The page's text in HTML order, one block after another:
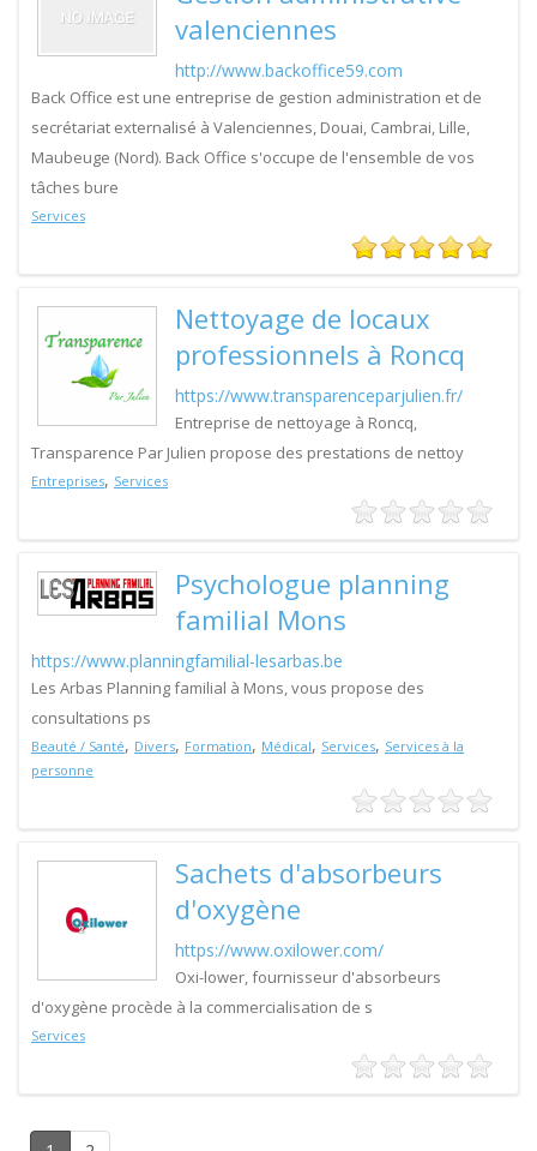
valenciennes
http://www.backoffice59.com
Back Office est une entreprise de gestion administration et de
secrétariat externalisé à Valenciennes, Douai, Cambrai, Lille,
Maubeuge (Nord). Back Office s'occupe de l'ensemble de vos
tâches bure
Services
Nettoyage de locaux
professionnels à Roncq
https://www.transparenceparjulien.fr/
Entreprise de nettoyage à Roncq,
Transparence Par Julien propose des prestations de nettoy
Entreprises, Services
Psychologue planning
familial Mons
https://www.planningfamilial-lesarbas.be
Les Arbas Planning familial à Mons, vous propose des
consultations ps
Beauté / Santé, Divers, Formation, Médical, Services, Services à la
personne
Sachets d'absorbeurs
d'oxygène
https://www.oxilower.com/
Oxi-lower, fournisseur d'absorbeurs
d'oxygène procède à la commercialisation de s
Services